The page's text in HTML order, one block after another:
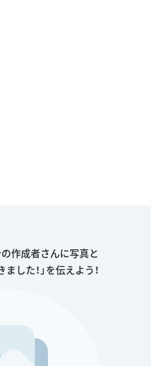
作成者さんに写真と
した！」を伝えよう！